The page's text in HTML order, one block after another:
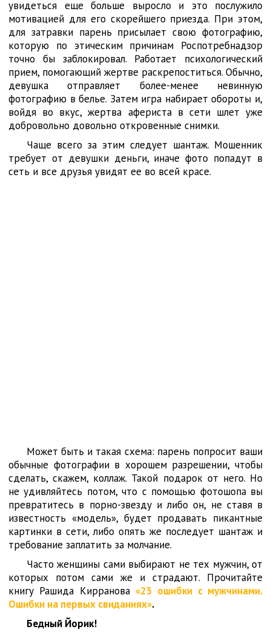
увидеться еще больше выросло и это послужило
мотивацией для его скорейшего приезда. При этом,
для затравки парень присылает свою фотографию,
которую по этическим причинам Роспотребнадзор
точно бы заблокировал. Работает психологический
прием, помогающий жертве раскрепоститься. Обычно,
девушка отправляет более-менее невинную
фотографию в белье. Затем игра набирает обороты и,
войдя во вкус, жертва афериста в сети шлет уже
добровольно довольно откровенные снимки.
Чаще всего за этим следует шантаж. Мошенник
требует от девушки деньги, иначе фото попадут в
сеть и все друзья увидят ее во всей красе.
Может быть и такая схема: парень попросит ваши
обычные фотографии в хорошем разрешении, чтобы
сделать, скажем, коллаж. Такой подарок от него. Но
не удивляйтесь потом, что с помощью фотошопа вы
превратитесь в порно-звезду и либо он, не ставя в
известность «модель», будет продавать пикантные
картинки в сети, либо опять же последует шантаж и
требование заплатить за молчание.
Часто женщины сами выбирают не тех мужчин, от
которых потом сами же и страдают. Прочитайте
книгу Рашида Кирранова «23 ошибки с мужчинами.
Ошибки на первых свиданиях».
Бедный Йорик!